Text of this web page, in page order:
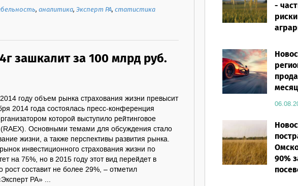
,аналитика,Эксперт РА,статистика
зашкалит за 100 млрд руб.
году объем рынка страхования жизни превысит
2014 года состоялась пресс-конференция
которой выступило рейтинговое
(RAEX). Основными темами для обсуждения стало
жизни, а также перспективы развития рынка.
инвестиционного страхования жизни по
на 75%, но в 2015 году этот вид перейдет в
составит не более 29%, – отметил
РА» ...
-
90%